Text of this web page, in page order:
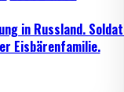
in Russland.
Eisbärenfamilie.